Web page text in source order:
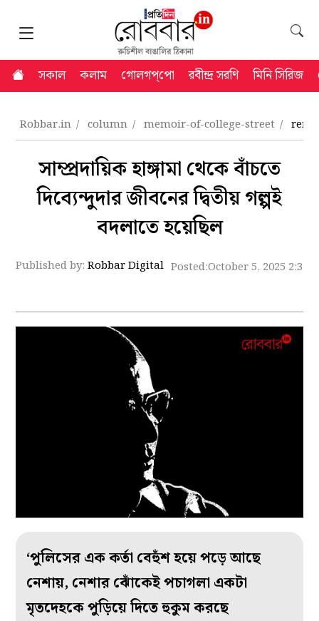
সকাল কলাম গোলগপ্‌পো রবীন্দ্র সরণি মিনি সিরিজ
Robbar.in column memoir-of-college-street
সাম্প্রদায়িক হাঙ্গামা থেকে বাঁচতে
দিব্যেন্দুদার জীবনের দ্বিতীয় গল্পই
বদলাতে হয়েছিল
Published by:Robbar Digital Posted:October 5, 2025 2:35
‘পুলিসের এক কর্তা বেহুঁশ হয়ে পড়ে আছে
নেশায়, নেশার ঝোঁকেই পচাগলা একটা
মৃতদেহকে পুড়িয়ে দিতে হুকুম করছে